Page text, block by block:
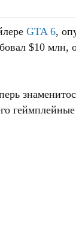
GTA 6,
$10